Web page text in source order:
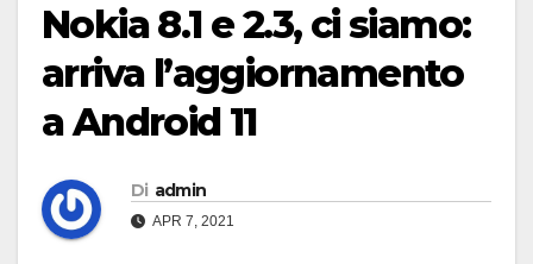
Nokia 8.1 e 2.3, ci siamo:
arriva l’aggiornamento
a Android 11
Di admin
APR 7, 2021